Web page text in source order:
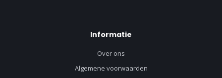
Informatie
Over ons
Algemene voorwaarden